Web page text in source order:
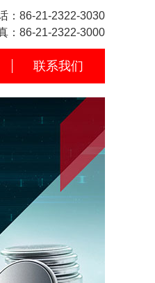
：86-21-2322-3030
：86-21-2322-3000
联系我们